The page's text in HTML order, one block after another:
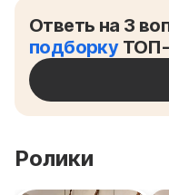
Ответь на 3
подборкуТОП-
Ролики